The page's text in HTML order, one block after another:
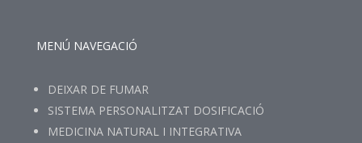
MENÚ NAVEGACIÓ
DEIXAR DE FUMAR
SISTEMA PERSONALITZAT DOSIFICACIÓ
MEDICINA NATURAL I INTEGRATIVA